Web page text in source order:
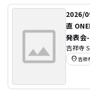
2026/
直
発表会
吉祥寺
location_on 吉祥